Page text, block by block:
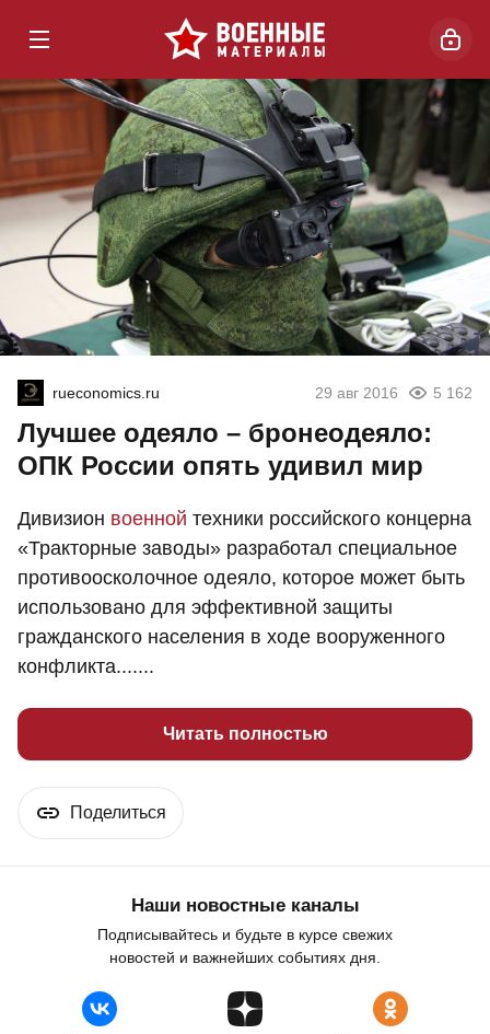
rueconomics.ru 29 авг 2016 5 162
Лучшее одеяло – бронеодеяло:
ОПК России опять удивил мир
Дивизион военной техники российского концерна
«Тракторные заводы» разработал специальное
противоосколочное одеяло, которое может быть
использовано для эффективной защиты
гражданского населения в ходе вооруженного
конфликта.......
Читать полностью
Поделиться
Наши новостные каналы
Подписывайтесь и будьте в курсе свежих
новостей и важнейших событиях дня.